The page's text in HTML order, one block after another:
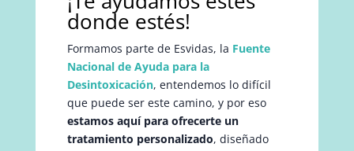
donde estés!
Formamos parte de Esvidas, la Fuente
Nacional de Ayuda para la
Desintoxicación, entendemos lo difícil
que puede ser este camino, y por eso
estamos aquí para ofrecerte un
tratamiento personalizado, diseñado